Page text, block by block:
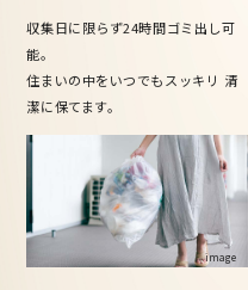
収集日に限らず24時間ゴミ出し可
能。
住まいの中をいつでもスッキリ 清
潔に保てます。
image